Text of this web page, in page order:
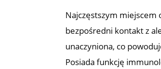
Najczęstszym miejscem
bezpośredni kontakt z
unaczyniona, co
Posiada funkcję